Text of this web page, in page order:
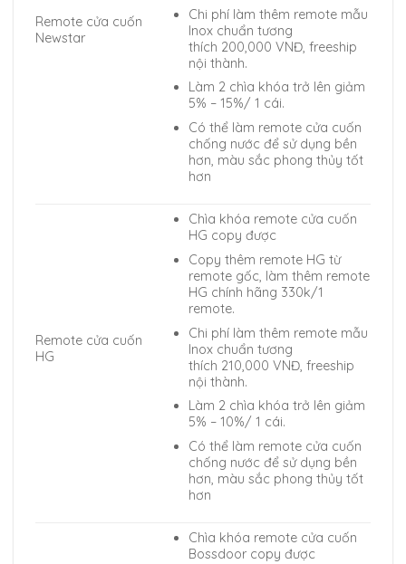
Remote cửa cuốn
Newstar
Chi phí làm thêm remote mẫu
Inox chuẩn tương
thích 200,000 VNĐ, freeship
nội thành.
Làm 2 chìa khóa trở lên giảm
5% – 15%/ 1 cái.
Có thể làm remote cửa cuốn
chống nước để sử dụng bền
hơn, màu sắc phong thủy tốt
hơn
Remote cửa cuốn
HG
Chìa khóa remote cửa cuốn
HG copy được
Copy thêm remote HG từ
remote gốc, làm thêm remote
HG chính hãng 330k/1
remote.
Chi phí làm thêm remote mẫu
Inox chuẩn tương
thích 210,000 VNĐ, freeship
nội thành.
Làm 2 chìa khóa trở lên giảm
5% – 10%/ 1 cái.
Có thể làm remote cửa cuốn
chống nước để sử dụng bền
hơn, màu sắc phong thủy tốt
hơn
Chìa khóa remote cửa cuốn
Bossdoor copy được